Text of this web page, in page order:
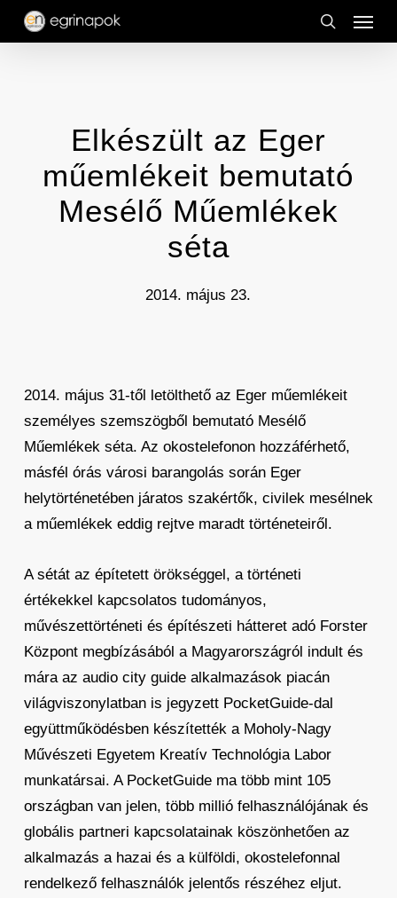
Skip
search
Menu
Elkészült az Eger
műemlékeit bemutató
Mesélő Műemlékek
séta
2014. május 23.
2014. május 31-től letölthető az Eger műemlékeit
személyes szemszögből bemutató Mesélő
Műemlékek séta. Az okostelefonon hozzáférhető,
másfél órás városi barangolás során Eger
helytörténetében járatos szakértők, civilek mesélnek
a műemlékek eddig rejtve maradt történeteiről.
A sétát az építetett örökséggel, a történeti
értékekkel kapcsolatos tudományos,
művészettörténeti és építészeti hátteret adó Forster
Központ megbízásából a Magyarországról indult és
mára az audio city guide alkalmazások piacán
világviszonylatban is jegyzett PocketGuide-dal
együttműködésben készítették a Moholy-Nagy
Művészeti Egyetem Kreatív Technológia Labor
munkatársai. A PocketGuide ma több mint 105
országban van jelen, több millió felhasználójának és
globális partneri kapcsolatainak köszönhetően az
alkalmazás a hazai és a külföldi, okostelefonnal
rendelkező felhasználók jelentős részéhez eljut.